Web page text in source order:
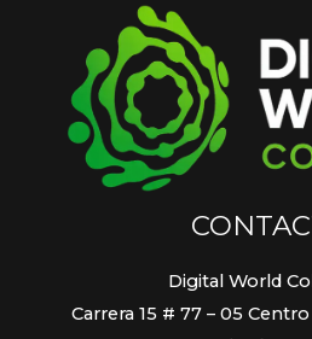
Digital World
Carrera 15 # 77 – 05